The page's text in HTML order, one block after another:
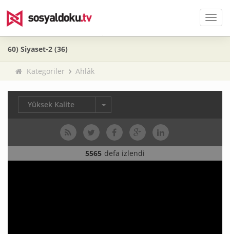
Menü
60) Siyaset-2 (36)
Kategoriler Ahlâk
Yüksek Kalite
5565 defa izlendi